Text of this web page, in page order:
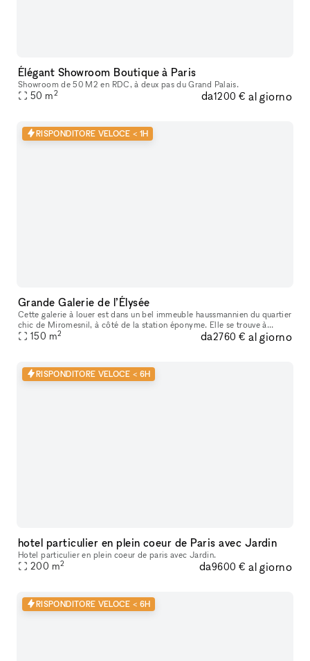
Élégant Showroom Boutique à Paris
Showroom de 50 M2 en RDC, à deux pas du Grand Palais.
50 m2 da1200 € al giorno
RISPONDITORE VELOCE < 1H
Grande Galerie de l’Élysée
Cette galerie à louer est dans un bel immeuble haussmannien du quartier
chic de Miromesnil, à côté de la station éponyme. Elle se trouve à
l’entrée d’un petit passage menant vers une cour intérieure.
150 m2 da2760 € al giorno
RISPONDITORE VELOCE < 6H
hotel particulier en plein coeur de Paris avec Jardin
Hotel particulier en plein coeur de paris avec Jardin.
200 m2 da9600 € al giorno
RISPONDITORE VELOCE < 6H